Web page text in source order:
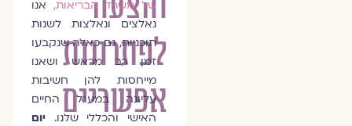
לפתרונות
אפשריים
של משרד הבריאות,אנו
נאלצים ונאלצות לשנות
תוכניות, גם כאלה שנקבעו
זמן רב מראש ושאנו
מייחסות להן חשיבות
עליונה במעגל החיים
האישי והכללי שלנו. יום